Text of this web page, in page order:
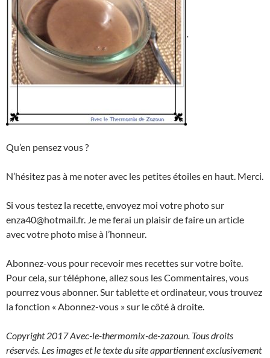
.
Qu’en pensez vous ?
N’hésitez pas à me noter avec les petites étoiles en haut. Merci.
Si vous testez la recette, envoyez moi votre photo sur
enza40@hotmail.fr. Je me ferai un plaisir de faire un article
avec votre photo mise à l’honneur.
Abonnez-vous pour recevoir mes recettes sur votre boîte.
Pour cela, sur téléphone, allez sous les Commentaires, vous
pourrez vous abonner. Sur tablette et ordinateur, vous trouvez
la fonction « Abonnez-vous » sur le côté à droite.
Copyright 2017 Avec-le-thermomix-de-zazoun. Tous droits
réservés. Les images et le texte du site appartiennent exclusivement